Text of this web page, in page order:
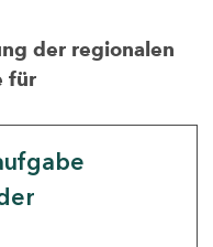
der regionalen
für